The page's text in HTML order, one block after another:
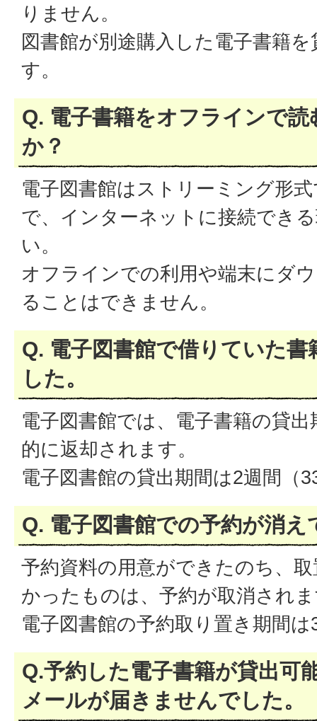
りません。
図書館が別途購入した電子書籍
す。
Q. 電子書籍をオフラインで
か？
電子図書館はストリーミング形
で、インターネットに接続でき
い。
オフラインでの利用や端末にダ
ることはできません。
Q. 電子図書館で借りていた
した。
電子図書館では、電子書籍の貸
的に返却されます。
電子図書館の貸出期間は2週間（
Q. 電子図書館での予約が消
予約資料の用意ができたのち、
かったものは、予約が取消され
電子図書館の予約取り置き期間
Q.予約した電子書籍が貸出可
メールが届きませんでした。